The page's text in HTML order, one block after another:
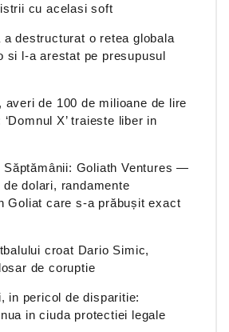
cu acelasi soft
a destructurat o retea globala
si l-a arestat pe presupusul
averi de 100 de milioane de lire
X’ traieste liber in
Săptămânii: Goliath Ventures —
dolari, randamente
Goliat care s-a prăbușit exact
croat Dario Simic,
de coruptie
in pericol de disparitie:
in ciuda protectiei legale